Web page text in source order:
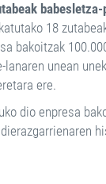
18
bakoitzak
unean
ere.
dio enpresa